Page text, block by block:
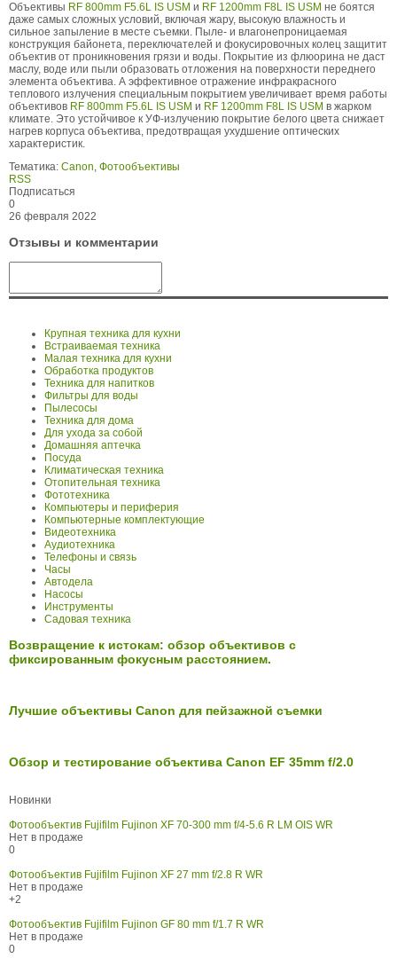
Объективы RF 800mm F5.6L IS USM и RF 1200mm F8L IS USM не боятся
даже самых сложных условий, включая жару, высокую влажность и
сильное запыление в месте съемки. Пыле- и влагонепроницаемая
конструкция байонета, переключателей и фокусировочных колец защитит
объектив от проникновения грязи и воды. Покрытие из флюорина не даст
маслу, воде или пыли образовать отложения на поверхности переднего
элемента объектива. А эффективное отражение инфракрасного
теплового излучения специальным покрытием увеличивает время работы
объективов RF 800mm F5.6L IS USM и RF 1200mm F8L IS USM в жарком
климате. Это устойчивое к УФ-излучению покрытие белого цвета снижает
нагрев корпуса объектива, предотвращая ухудшение оптических
характеристик.
Тематика: Canon, Фотообъективы
RSS
Подписаться
0
26 февраля 2022
Отзывы и комментарии
Крупная техника для кухни
Встраиваемая техника
Малая техника для кухни
Обработка продуктов
Техника для напитков
Фильтры для воды
Пылесосы
Техника для дома
Для ухода за собой
Домашняя аптечка
Посуда
Климатическая техника
Отопительная техника
Фототехника
Компьютеры и периферия
Компьютерные комплектующие
Видеотехника
Аудиотехника
Телефоны и связь
Часы
Автодела
Насосы
Инструменты
Садовая техника
Возвращение к истокам: обзор объективов с
фиксированным фокусным расстоянием.
Лучшие объективы Canon для пейзажной съемки
Обзор и тестирование объектива Canon EF 35mm f/2.0
Новинки
Фотообъектив Fujifilm Fujinon XF 70-300 mm f/4-5.6 R LM OIS WR
Нет в продаже
0
Фотообъектив Fujifilm Fujinon XF 27 mm f/2.8 R WR
Нет в продаже
+2
Фотообъектив Fujifilm Fujinon GF 80 mm f/1.7 R WR
Нет в продаже
0